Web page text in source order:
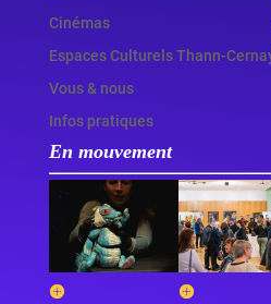
Cinémas
Espaces Culturels Thann-
Vous & nous
Infos pratiques
En mouvement